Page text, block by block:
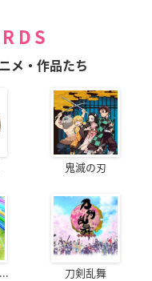
メ・作品たち
鬼滅の刃
刀剣乱舞